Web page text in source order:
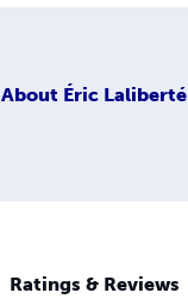
About Éric Laliberté
Ratings & Reviews